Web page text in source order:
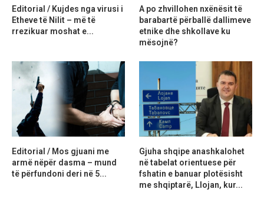
Editorial / Kujdes nga virusi i
Etheve të Nilit – më të
rrezikuar moshat e...
A po zhvillohen nxënësit të
barabartë përballë dallimeve
etnike dhe shkollave ku
mësojnë?
Editorial / Mos gjuani me
armë nëpër dasma – mund
të përfundoni deri në 5...
Gjuha shqipe anashkalohet
në tabelat orientuese për
fshatin e banuar plotësisht
me shqiptarë, Llojan, kur...